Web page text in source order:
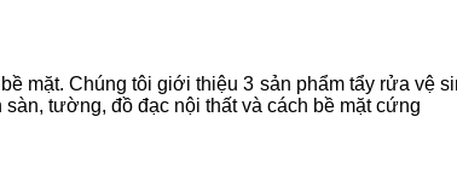
mặt. Chúng tôi giới thiệu 3 sản phẩm tẩy rửa vệ
tường, đồ đạc nội thất và cách bề mặt cứng